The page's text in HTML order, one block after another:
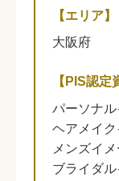
【エリア】
大阪府
【PIS認定
パーソナ
ヘアメイ
メンズイ
ブライダ